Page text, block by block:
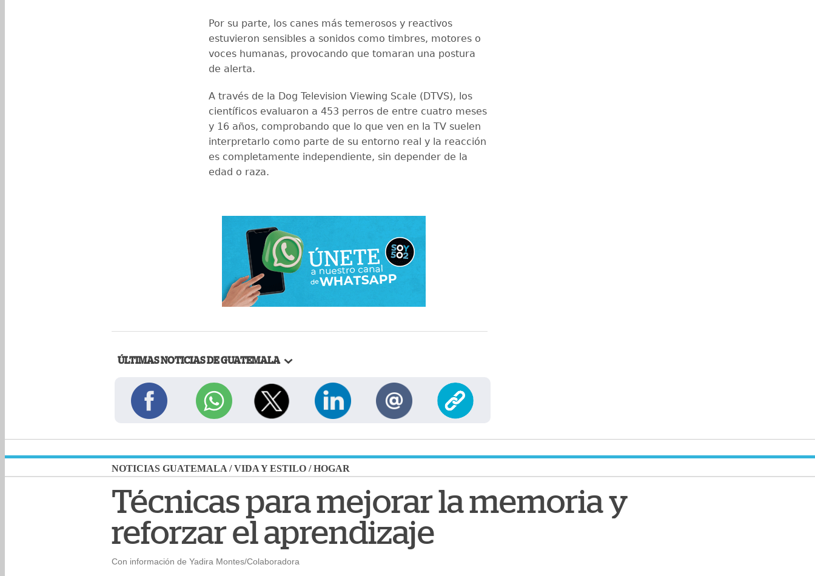
Por su parte, los canes más temerosos y reactivos
estuvieron sensibles a sonidos como timbres, motores o
voces humanas, provocando que tomaran una postura
de alerta.
A través de la Dog Television Viewing Scale (DTVS), los
científicos evaluaron a 453 perros de entre cuatro meses
y 16 años, comprobando que lo que ven en la TV suelen
interpretarlo como parte de su entorno real y la reacción
es completamente independiente, sin depender de la
edad o raza.
ÚLTIMAS NOTICIAS DE GUATEMALA
NOTICIAS GUATEMALA /VIDA Y ESTILO /HOGAR
Técnicas para mejorar la memoria y
reforzar el aprendizaje
Con información de Yadira Montes/Colaboradora